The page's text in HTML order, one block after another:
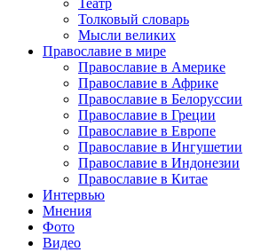
Театр
Толковый словарь
Мысли великих
Православие в мире
Православие в Америке
Православие в Африке
Православие в Белоруссии
Православие в Греции
Православие в Европе
Православие в Ингушетии
Православие в Индонезии
Православие в Китае
Интервью
Мнения
Фото
Видео